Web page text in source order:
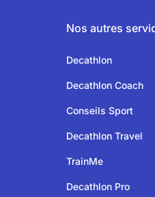
Nos autres
Decathlon
Decathlon Coach
Conseils Sport
Decathlon Travel
TrainMe
Decathlon Pro